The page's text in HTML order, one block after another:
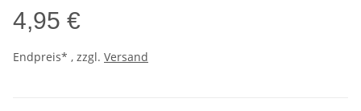
4,95 €
Endpreis* , zzgl. Versand